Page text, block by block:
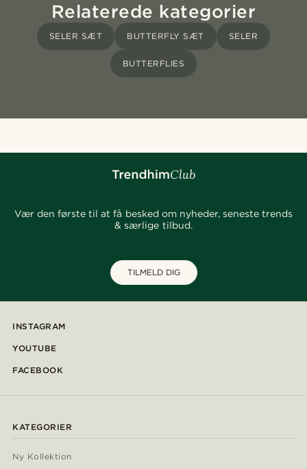
Relaterede kategorier
SELER SÆT BUTTERFLY SÆT SELER
BUTTERFLIES
Vær den første til at få besked om nyheder, seneste trends
& særlige tilbud.
TILMELD DIG
INSTAGRAM
YOUTUBE
FACEBOOK
KATEGORIER
Ny Kollektion